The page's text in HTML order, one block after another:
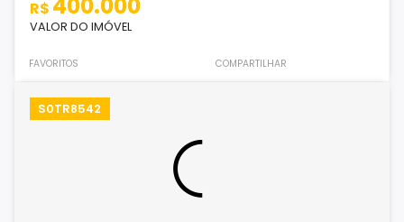
R$ 400.000
VALOR DO IMÓVEL
FAVORITOS COMPARTILHAR
S0TR8542